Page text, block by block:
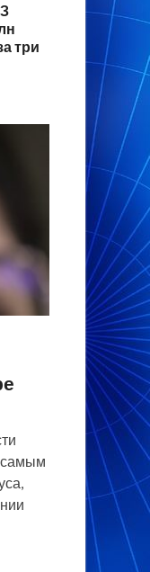
три
самым